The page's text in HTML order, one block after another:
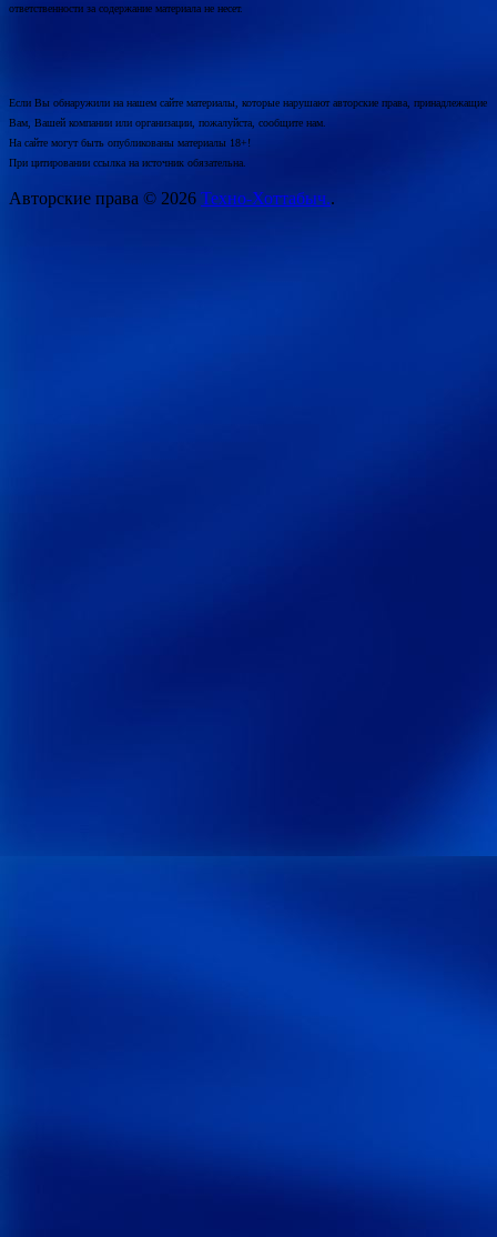
ответственности за содержание материала не несет.
Если Вы обнаружили на нашем сайте материалы, которые нарушают авторские права, принадлежащие
Вам, Вашей компании или организации, пожалуйста, сообщите нам.
На сайте могут быть опубликованы материалы 18+!
При цитировании ссылка на источник обязательна.
Авторские права © 2026 Техно-Хоттабыч..